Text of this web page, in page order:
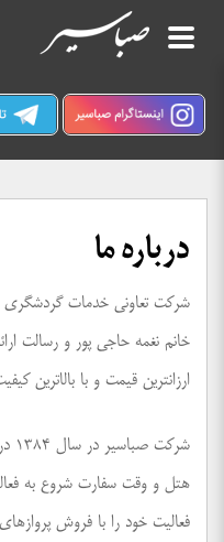
صبا سیر کرمان
درباره ما
ارزانترین قیمت و با بالاترین
فعالیت خود را با فروش